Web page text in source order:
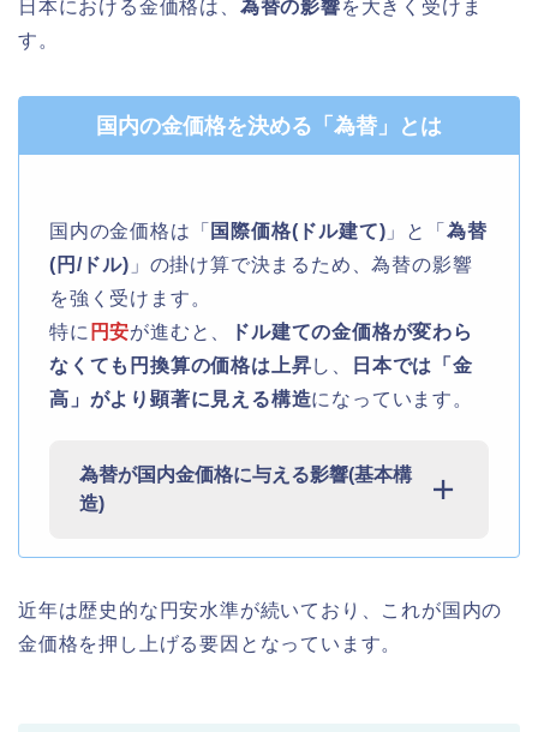
日本における金価格は、 為替の影響を大きく受けま
す。
国内の金価格を決める「為替」とは
国内の金価格は「 国際価格(ドル建て) 」と「 為替
(円/ドル) 」の掛け算で決まるため、為替の影響
を強く受けます。
特に 円安が進むと、
ドル建ての金価格が変わら
なくても円換算の価格は上昇し、
日本では「金
高」がより顕著に見える構造になっています。
為替が国内金価格に与える影響(基本構
造)
近年は歴史的な円安水準が続いており、これが国内の
金価格を押し上げる要因となっています。